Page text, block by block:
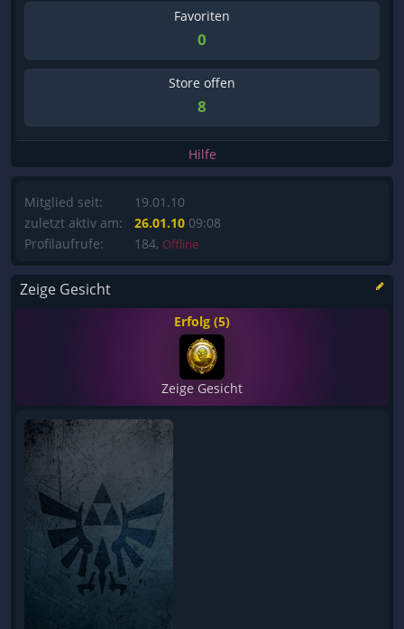
Favoriten
0
Store offen
8
Hilfe
Mitglied seit:
zuletzt aktiv am:
Profilaufrufe:
19.01.10
26.01.10 09:08
184, Offline
Zeige Gesicht
Erfolg (5)
Zeige Gesicht